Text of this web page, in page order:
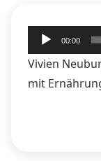
Audio-
Player
00:00
Vivien
mit